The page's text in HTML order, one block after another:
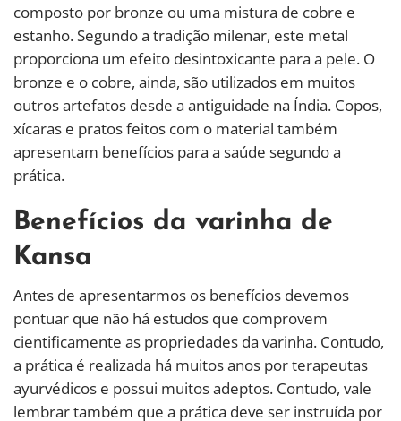
composto por bronze ou uma mistura de cobre e
estanho. Segundo a tradição milenar, este metal
proporciona um efeito desintoxicante para a pele. O
bronze e o cobre, ainda, são utilizados em muitos
outros artefatos desde a antiguidade na Índia. Copos,
xícaras e pratos feitos com o material também
apresentam benefícios para a saúde segundo a
prática.
Benefícios da varinha de
Kansa
Antes de apresentarmos os benefícios devemos
pontuar que não há estudos que comprovem
cientificamente as propriedades da varinha. Contudo,
a prática é realizada há muitos anos por terapeutas
ayurvédicos e possui muitos adeptos. Contudo, vale
lembrar também que a prática deve ser instruída por